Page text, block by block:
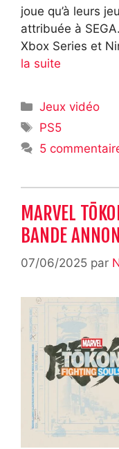
joue qu’à leurs
attribuée à
Xbox Series et
la suite
Catégories
Jeux vidéo
Étiquettes
PS5
5
MARVEL
BANDE
07/06/2025 par